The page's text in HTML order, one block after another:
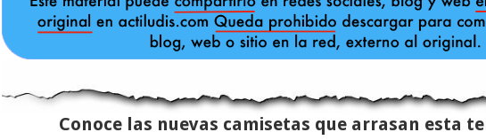
Conoce las nuevas camisetas que arrasan esta